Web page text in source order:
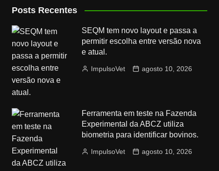
Posts Recentes
SEQM tem novo layout e passa a
permitir escolha entre versão nova
e atual.
ImpulsoVet agosto 10, 2026
Ferramenta em teste na Fazenda
Experimental da ABCZ utiliza
biometria para identificar bovinos.
ImpulsoVet agosto 10, 2026